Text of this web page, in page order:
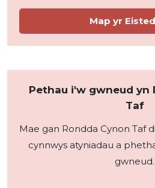
Map yr
Pethau i'w gwneud yn
Taf
Mae gan Rondda Cynon Taf
cynnwys atyniadau a
gwneud.